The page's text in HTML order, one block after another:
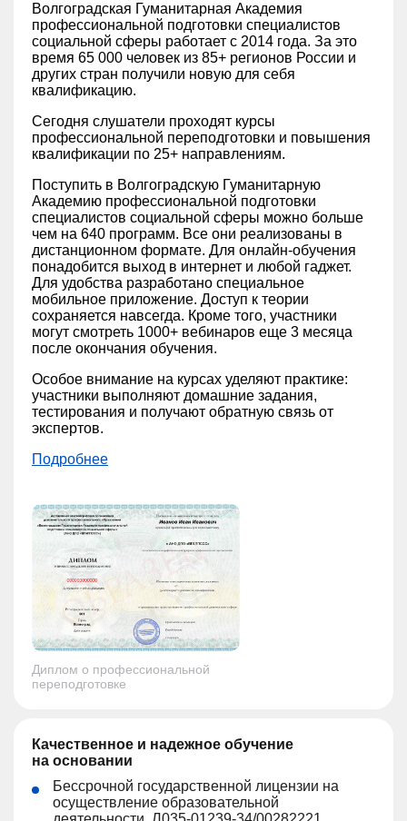
Волгоградская Гуманитарная Академия
профессиональной подготовки специалистов
социальной сферы работает с 2014 года. За это
время 65 000 человек из 85+ регионов России и
других стран получили новую для себя
квалификацию.
Сегодня слушатели проходят курсы
профессиональной переподготовки и повышения
квалификации по 25+ направлениям.
Поступить в Волгоградскую Гуманитарную
Академию профессиональной подготовки
специалистов социальной сферы можно больше
чем на 640 программ. Все они реализованы в
дистанционном формате. Для онлайн-обучения
понадобится выход в интернет и любой гаджет.
Для удобства разработано специальное
мобильное приложение. Доступ к теории
сохраняется навсегда. Кроме того, участники
могут смотреть 1000+ вебинаров еще 3 месяца
после окончания обучения.
Особое внимание на курсах уделяют практике:
участники выполняют домашние задания,
тестирования и получают обратную связь от
экспертов.
Подробнее
Диплом о профессиональной
переподготовке
Качественное и надежное обучение
на основании
Бессрочной государственной лицензии на
осуществление образовательной